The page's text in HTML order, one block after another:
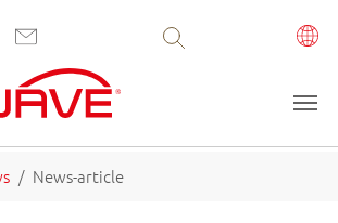
Volltextsuche
News-article